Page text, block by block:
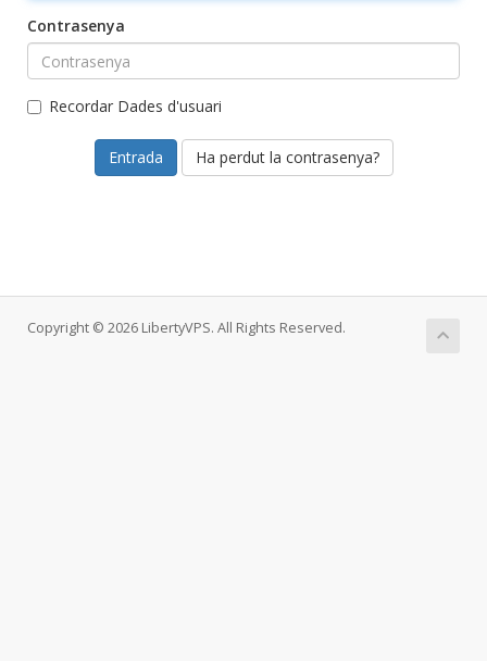
Contrasenya
Recordar Dades d'usuari
Ha perdut la contrasenya?
Copyright © 2026 LibertyVPS. All Rights Reserved.